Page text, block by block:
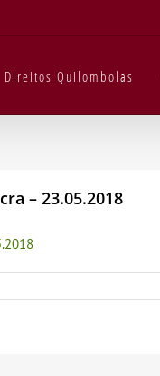
Direitos Quilombolas
– 23.05.2018